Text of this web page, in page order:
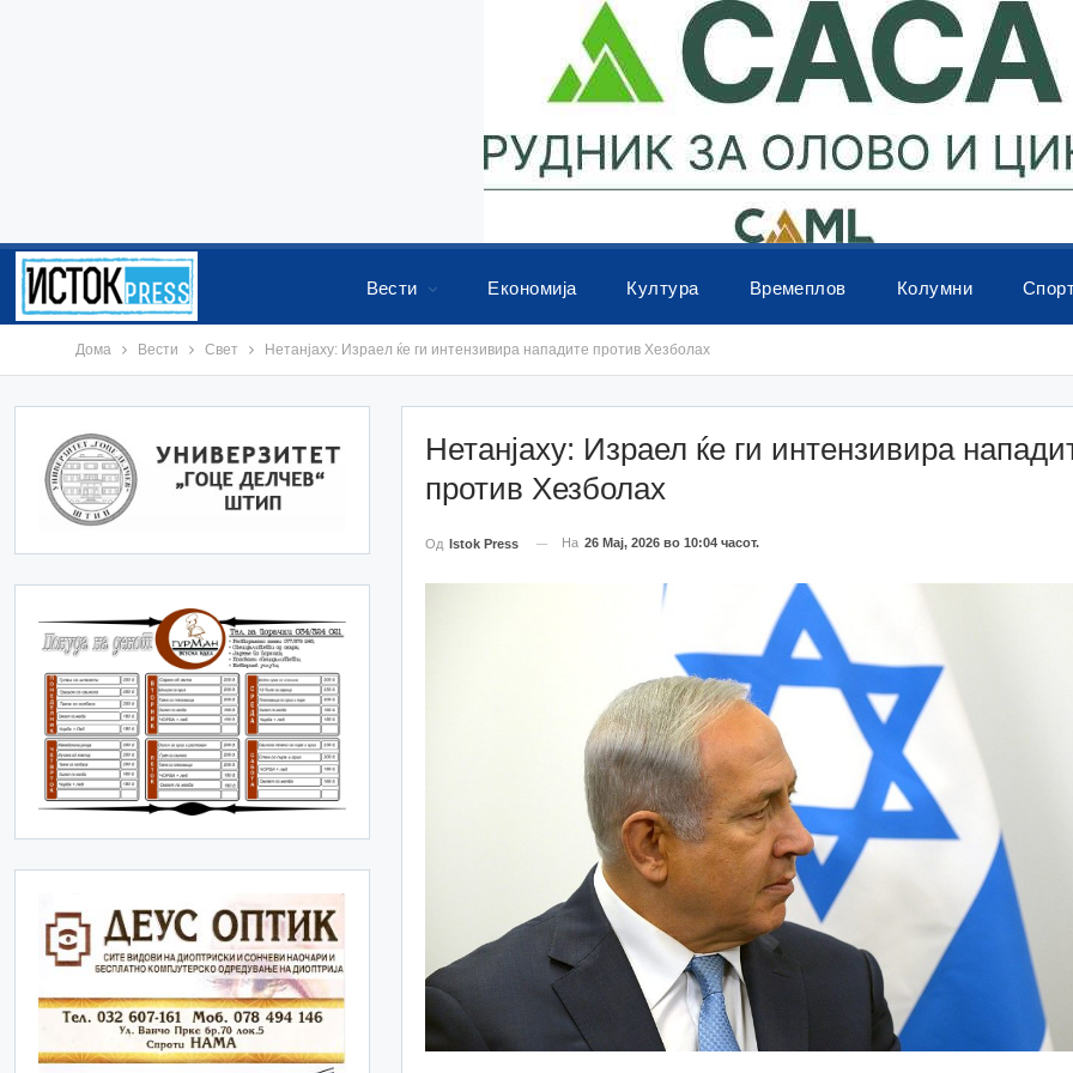
Вести Економија Култура Времеплов Колумни
Дома Вести Свет Нетанјаху: Израел ќе ги интензивира нападите против Хезболах
Нетанјаху: Израел ќе ги интензивира
против Хезболах
Од Istok Press На 26 Мај, 2026 во 10:04 часот.